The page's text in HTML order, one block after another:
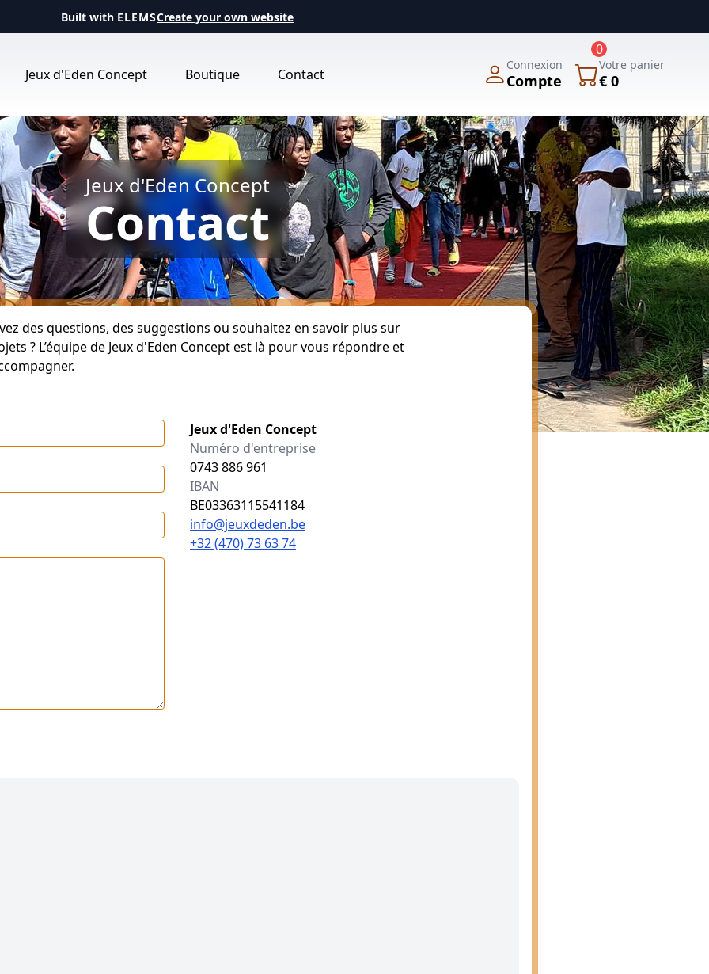
Built with ELEMSCreate your own website
Jeux d'Eden Concept Boutique Contact
Connexion
Compte
0
Votre panier
€ 0
Jeux d'Eden Concept
Contact
des questions, des suggestions ou souhaitez en savoir plus sur
? L’équipe de Jeux d'Eden Concept est là pour vous répondre et
Jeux d'Eden Concept
Numéro d'entreprise
0743 886 961
IBAN
BE03363115541184
info@jeuxdeden.be
+32 (470) 73 63 74